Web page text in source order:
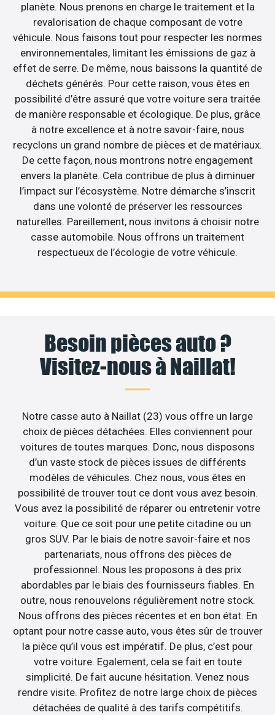
planète. Nous prenons en charge le traitement et la
revalorisation de chaque composant de votre
véhicule. Nous faisons tout pour respecter les normes
environnementales, limitant les émissions de gaz à
effet de serre. De même, nous baissons la quantité de
déchets générés. Pour cette raison, vous êtes en
possibilité d’être assuré que votre voiture sera traitée
de manière responsable et écologique. De plus, grâce
à notre excellence et à notre savoir-faire, nous
recyclons un grand nombre de pièces et de matériaux.
De cette façon, nous montrons notre engagement
envers la planète. Cela contribue de plus à diminuer
l’impact sur l’écosystème. Notre démarche s’inscrit
dans une volonté de préserver les ressources
naturelles. Pareillement, nous invitons à choisir notre
casse automobile. Nous offrons un traitement
respectueux de l’écologie de votre véhicule.
Besoin pièces auto ?
Visitez-nous à Naillat!
Notre casse auto à Naillat (23) vous offre un large
choix de pièces détachées. Elles conviennent pour
voitures de toutes marques. Donc, nous disposons
d’un vaste stock de pièces issues de différents
modèles de véhicules. Chez nous, vous êtes en
possibilité de trouver tout ce dont vous avez besoin.
Vous avez la possibilité de réparer ou entretenir votre
voiture. Que ce soit pour une petite citadine ou un
gros SUV. Par le biais de notre savoir-faire et nos
partenariats, nous offrons des pièces de
professionnel. Nous les proposons à des prix
abordables par le biais des fournisseurs fiables. En
outre, nous renouvelons régulièrement notre stock.
Nous offrons des pièces récentes et en bon état. En
optant pour notre casse auto, vous êtes sûr de trouver
la pièce qu’il vous est impératif. De plus, c’est pour
votre voiture. Egalement, cela se fait en toute
simplicité. De fait aucune hésitation. Venez nous
rendre visite. Profitez de notre large choix de pièces
détachées de qualité à des tarifs compétitifs.